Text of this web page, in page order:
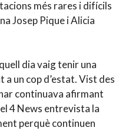
més rares i difícils
Josep Pique i Alicia
dia vaig tenir una
un cop d’estat. Vist des
continuava afirmant
4 News entrevista la
perquè continuen